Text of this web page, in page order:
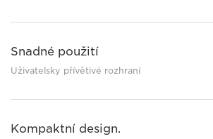
Snadné použití
Uživatelsky přívětivé rozhraní
Kompaktní design.